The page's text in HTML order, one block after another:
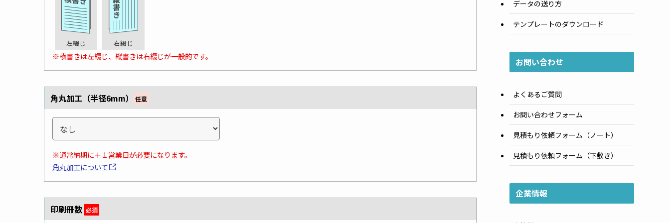
左綴じ 右綴じ
※横書きは左綴じ、縦書きは右綴じが一般的です。
角丸加工（半径6mm） 任意
※通常納期に＋１営業日が必要になります。
角丸加工について
印刷冊数 必須
データの送り方
テンプレートのダウンロード
お問い合わせ
よくあるご質問
お問い合わせフォーム
見積もり依頼フォーム（ノート）
見積もり依頼フォーム（下敷き）
企業情報